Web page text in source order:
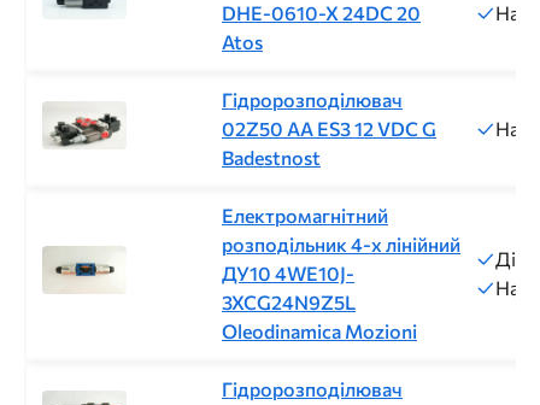
DHE-0610-X 24DC 20
Atos
Гідророзподілювач
02Z50 AA ES3 12 VDC G
Badestnost
Електромагнітний
розподільник 4-х лінійний
ДУ10 4WE10J-
3XCG24N9Z5L
Oleodinamica Mozioni
Гідророзподілювач